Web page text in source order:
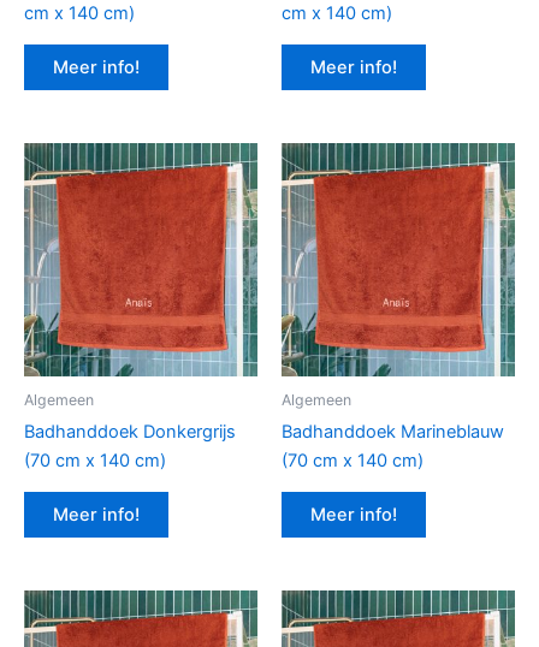
cm x 140 cm)
Meer info!
cm x 140 cm)
Meer info!
Algemeen
Badhanddoek Donkergrijs
(70 cm x 140 cm)
Meer info!
Algemeen
Badhanddoek Marineblauw
(70 cm x 140 cm)
Meer info!